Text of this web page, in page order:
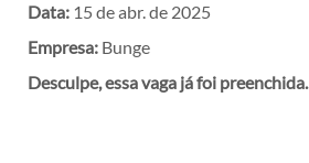
Data: 15 de abr. de 2025
Empresa: Bunge
Desculpe, essa vaga já foi preenchida.